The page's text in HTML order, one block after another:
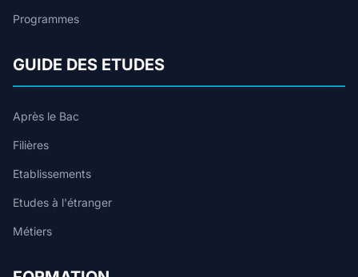
Programmes
GUIDE DES ETUDES
Après le Bac
Filières
Etablissements
Etudes à l'étranger
Métiers